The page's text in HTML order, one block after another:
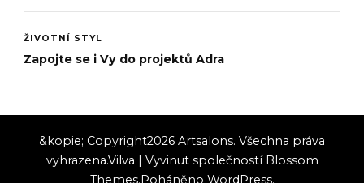
ŽIVOTNÍ STYL
Zapojte se i Vy do projektů Adra
&kopie; Copyright2026 Artsalons. Všechna práva
vyhrazena.Vilva | Vyvinut společností Blossom
Themes.Poháněno WordPress.